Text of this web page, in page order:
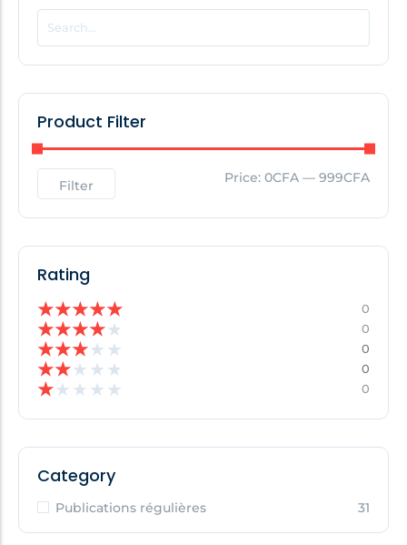
POPULAR THIS WEEK
No Posts Found!
No Posts Found!
Product Filter
Filter Price: 0CFA — 999CFA
Rating
★★★★★ 0
★★★★★ 0
★★★★ ★ 0
★★★ ★ ★ 0
★★ ★ ★ ★ 0
Category
Publications régulières 31